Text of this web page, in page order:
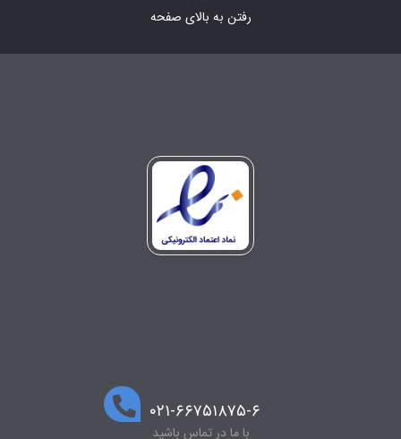
رفتن به بالای صفحه
۰۲۱-۶۶۷۵۱۸۷۵-۶
با ما در تماس باشید